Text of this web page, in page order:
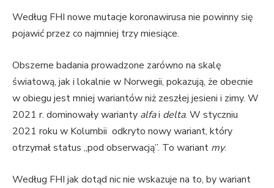
Według FHI nowe mutacje koronawirusa nie powinny się
pojawić przez co najmniej trzy miesiące.
Obszerne badania prowadzone zarówno na skalę
światową, jak i lokalnie w Norwegii, pokazują, że obecnie
w obiegu jest mniej wariantów niż zeszłej jesieni i zimy. W
2021 r. dominowały warianty alfai delta. W styczniu
2021 roku w Kolumbii odkryto nowy wariant, który
otrzymał status „pod obserwacją”. To wariant my.
Według FHI jak dotąd nic nie wskazuje na to, by wariant